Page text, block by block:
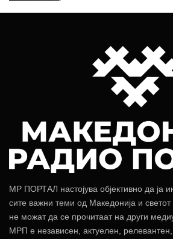
МР ПОРТАЛ настојува објективно да ја
сите важни теми од Македонија и
не можат да се прочитаат на други
МРП е независен, актуелен, релевантен,